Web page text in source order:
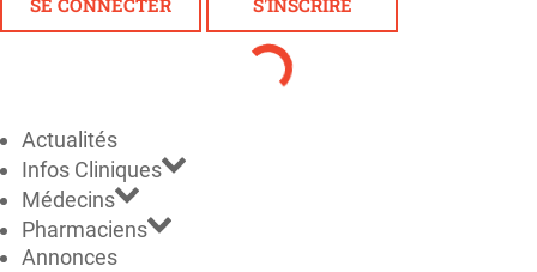
Actualités
Infos Cliniques
Médecins
Pharmaciens
Annonces